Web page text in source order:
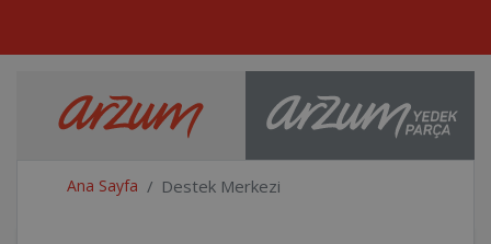
Ana Sayfa Destek Merkezi